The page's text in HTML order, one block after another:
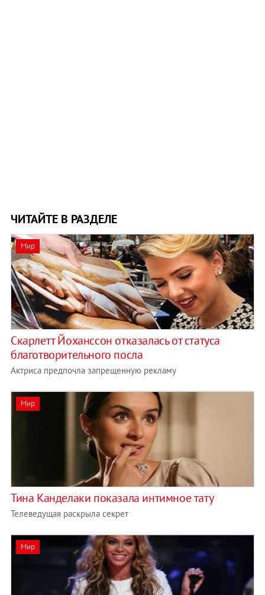
ЧИТАЙТЕ В РАЗДЕЛЕ
Мир
Скарлетт Йоханссон отказалась от статуса
благотворительного посла
Актриса предпочла запрещенную рекламу
Мир
Тина Канделаки показала интимное тату
Телеведущая раскрыла секрет
Мир